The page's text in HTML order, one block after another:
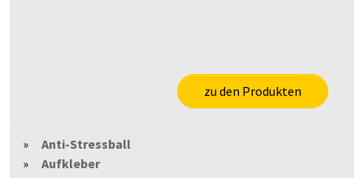
zu den Produkten
Anti-Stressball
Aufkleber